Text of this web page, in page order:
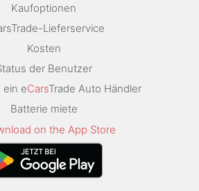
Kaufoptionen
Lieferservice
Kosten
der Benutzer
ein eCarsTrade Auto Händler
Batterie miete